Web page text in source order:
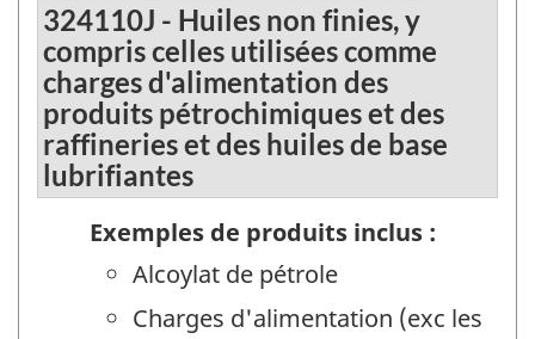
324110J - Huiles non finies, y
compris celles utilisées comme
charges d'alimentation des
produits pétrochimiques et des
raffineries et des huiles de base
lubrifiantes
Exemples de produits inclus :
Alcoylat de pétrole
Charges d'alimentation (exc les